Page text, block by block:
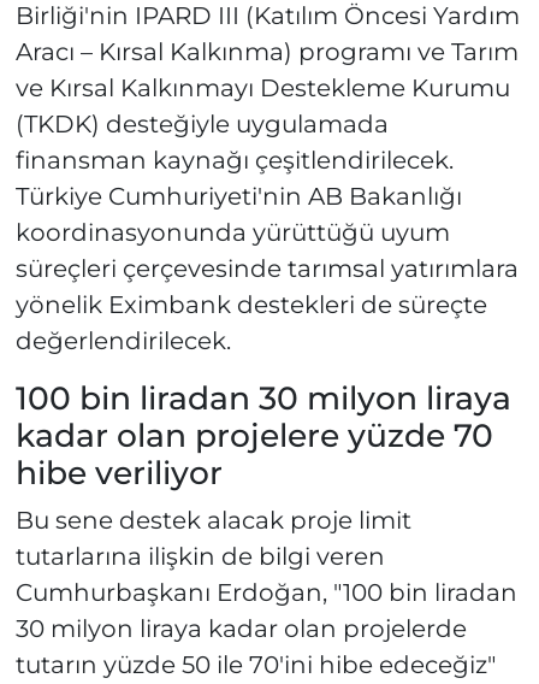
Birliği'nin IPARD III (Katılım Öncesi Yardım
Aracı – Kırsal Kalkınma) programı ve Tarım
ve Kırsal Kalkınmayı Destekleme Kurumu
(TKDK) desteğiyle uygulamada
finansman kaynağı çeşitlendirilecek.
Türkiye Cumhuriyeti'nin AB Bakanlığı
koordinasyonunda yürüttüğü uyum
süreçleri çerçevesinde tarımsal yatırımlara
yönelik Eximbank destekleri de süreçte
değerlendirilecek.
100 bin liradan 30 milyon liraya
kadar olan projelere yüzde 70
hibe veriliyor
Bu sene destek alacak proje limit
tutarlarına ilişkin de bilgi veren
Cumhurbaşkanı Erdoğan, "100 bin liradan
30 milyon liraya kadar olan projelerde
tutarın yüzde 50 ile 70'ini hibe edeceğiz"